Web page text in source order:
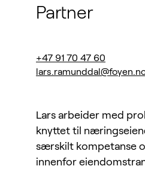
Partner
+47 91 70 47 60
Lars arbeider med
knyttet til
særskilt kompetanse
innenfor